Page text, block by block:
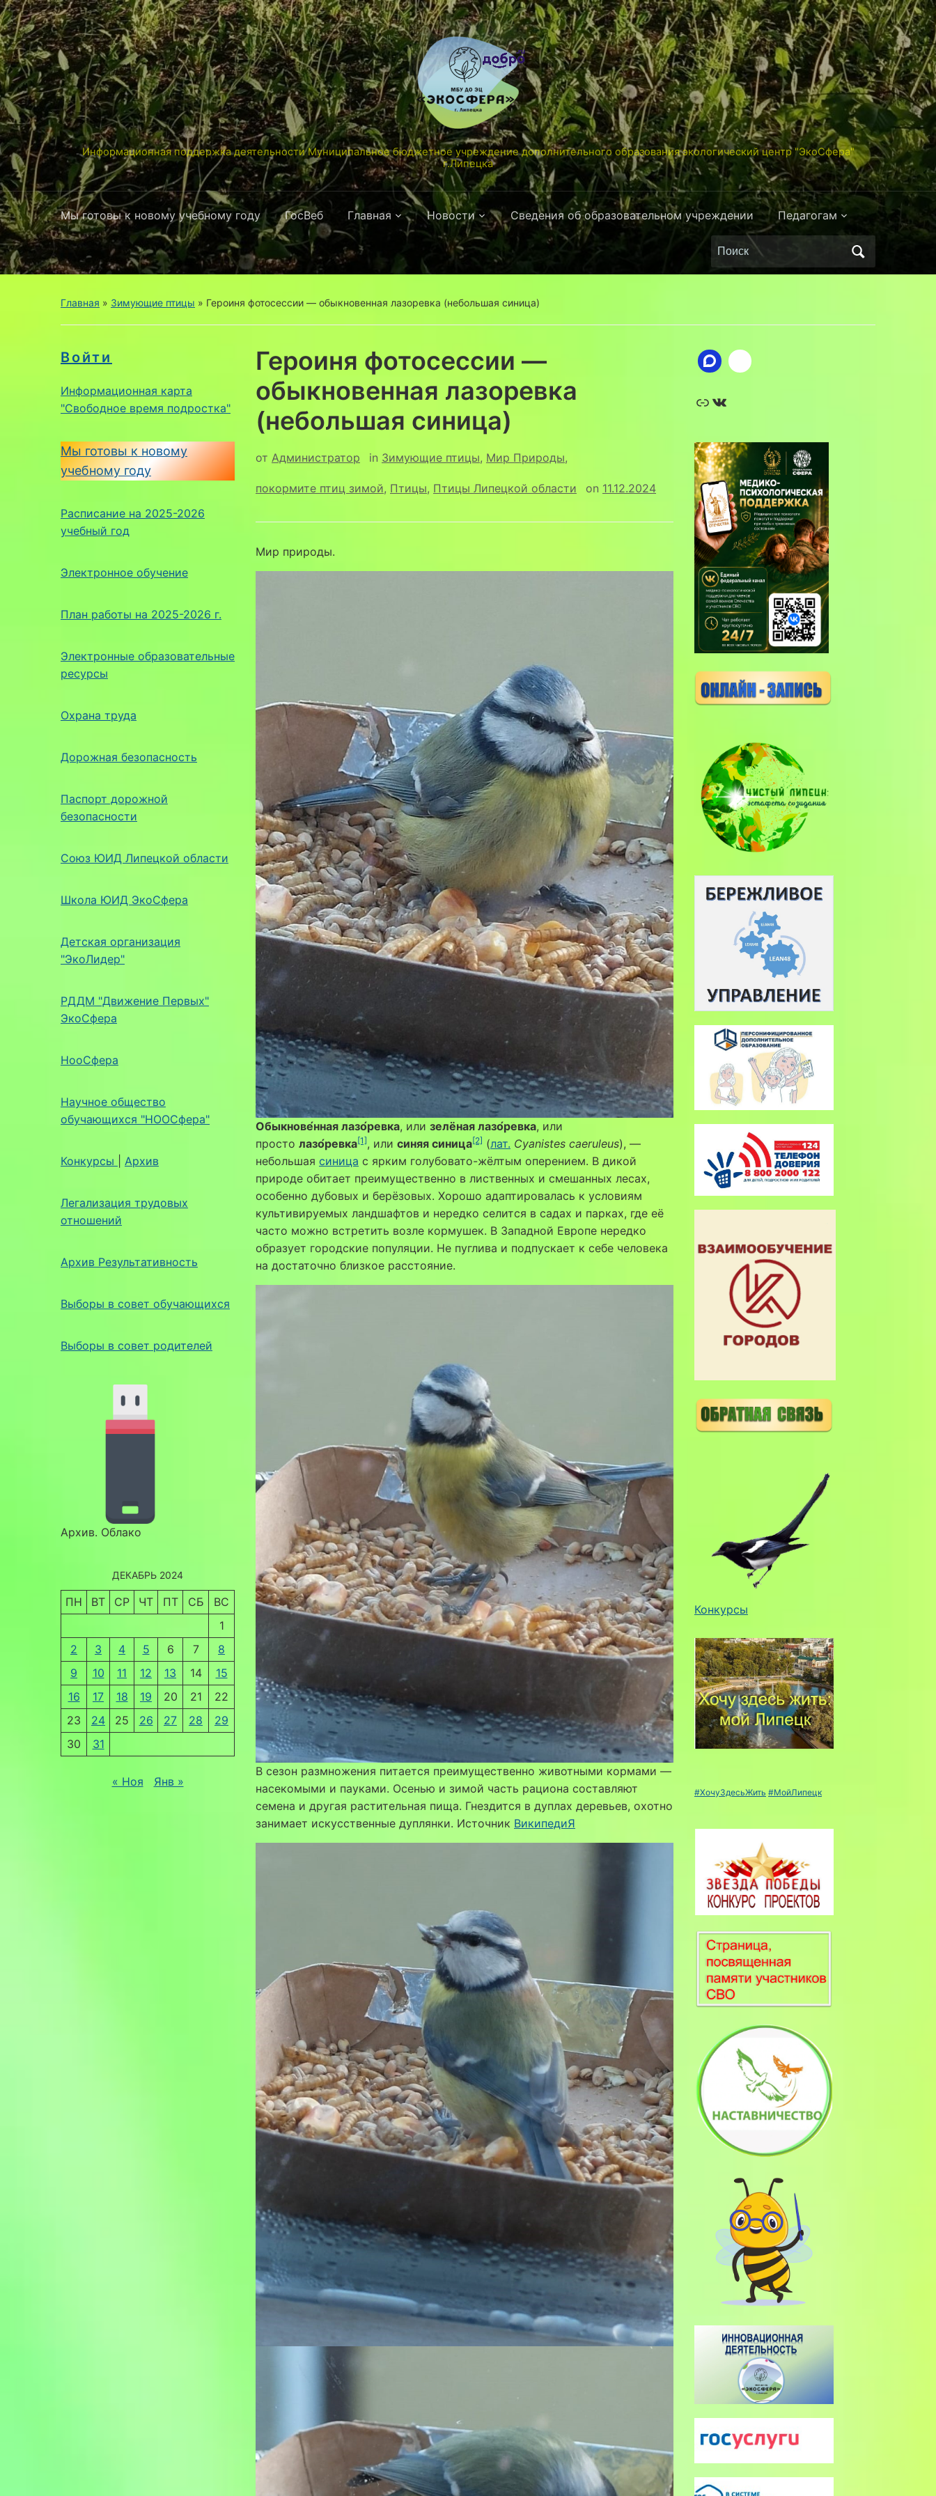
Информационная поддержка деятельности Муниципальное бюджетное учреждение дополнительного образования экологический центр "ЭкоСфера"
г.Липецка
Мы готовы к новому учебному году ГосВеб Главная Новости Сведения об образовательном учреждении Педагогам
Поиск
по:
Главная » Зимующие птицы » Героиня фотосессии — обыкновенная лазоревка (небольшая синица)
Войти
Информационная карта
"Свободное время подростка"
Мы готовы к новому
учебному году
Расписание на 2025-2026
учебный год
Электронное обучение
План работы на 2025-2026 г.
Электронные образовательные
ресурсы
Охрана труда
Дорожная безопасность
Паспорт дорожной
безопасности
Союз ЮИД Липецкой области
Школа ЮИД ЭкоСфера
Детская организация
"ЭкоЛидер"
РДДМ "Движение Первых"
ЭкоСфера
НооСфера
Научное общество
обучающихся "НООСфера"
Конкурсы Архив
Легализация трудовых
отношений
Архив Результативность
Выборы в совет обучающихся
Выборы в совет родителей
Архив. Облако
ДЕКАБРЬ 2024
ПН ВТ СР ЧТ ПТ СБ
ВС
1
2
3 4 5 6 7
8
9
10 11 12 13 14
15
16
17 18 19 20 21
22
23
24 25 26 27 28
29
30
31
« Ноя Янв »
Героиня фотосессии —
обыкновенная лазоревка
(небольшая синица)
от Администратор in Зимующие птицы, Мир Природы,
покормите птиц зимой, Птицы, Птицы Липецкой области on 11.12.2024
Мир природы.
Обыкнове́нная лазо́ревка, или зелёная лазо́ревка, или
просто лазо́ревка[1], или синяя синица[2] (лат. Cyanistes caeruleus), —
небольшая синица с ярким голубовато-жёлтым оперением. В дикой
природе обитает преимущественно в лиственных и смешанных лесах,
особенно дубовых и берёзовых. Хорошо адаптировалась к условиям
культивируемых ландшафтов и нередко селится в садах и парках, где её
часто можно встретить возле кормушек. В Западной Европе нередко
образует городские популяции. Не пуглива и подпускает к себе человека
на достаточно близкое расстояние.
В сезон размножения питается преимущественно животными кормами —
насекомыми и пауками. Осенью и зимой часть рациона составляют
семена и другая растительная пища. Гнездится в дуплах деревьев, охотно
занимает искусственные дуплянки. Источник ВикипедиЯ
Ссылка
Конкурсы
#ХочуЗдесьЖить #МойЛипецк